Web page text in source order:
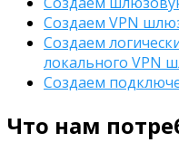
Создаем VPN
Создаем
локального VPN
Создаем
Что нам